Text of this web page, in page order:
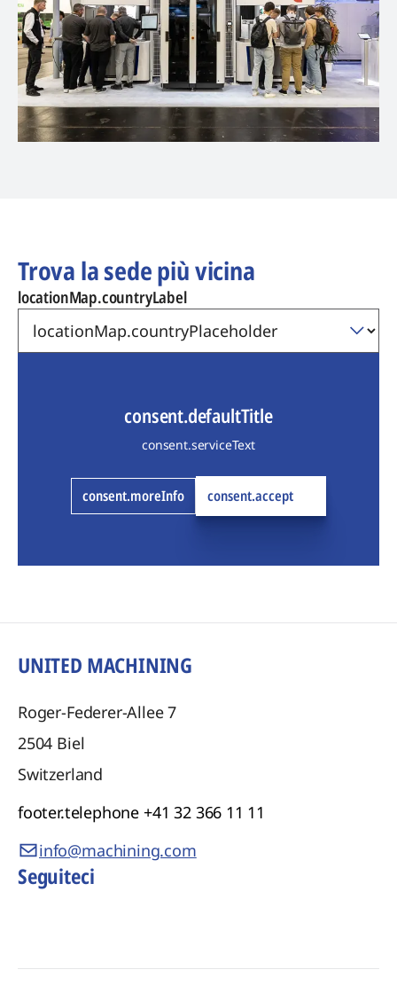
Trova la sede più vicina
locationMap.countryLabel
consent.defaultTitle
consent.serviceText
consent.moreInfo consent.accept
UNITED MACHINING
Roger-Federer-Allee 7
2504 Biel
Switzerland
footer.telephone +41 32 366 11 11
info@machining.com
Seguiteci